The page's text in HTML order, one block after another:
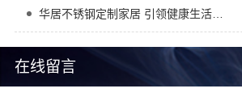
在线留言
华居不锈钢定制家居 引领健康生活新潮流